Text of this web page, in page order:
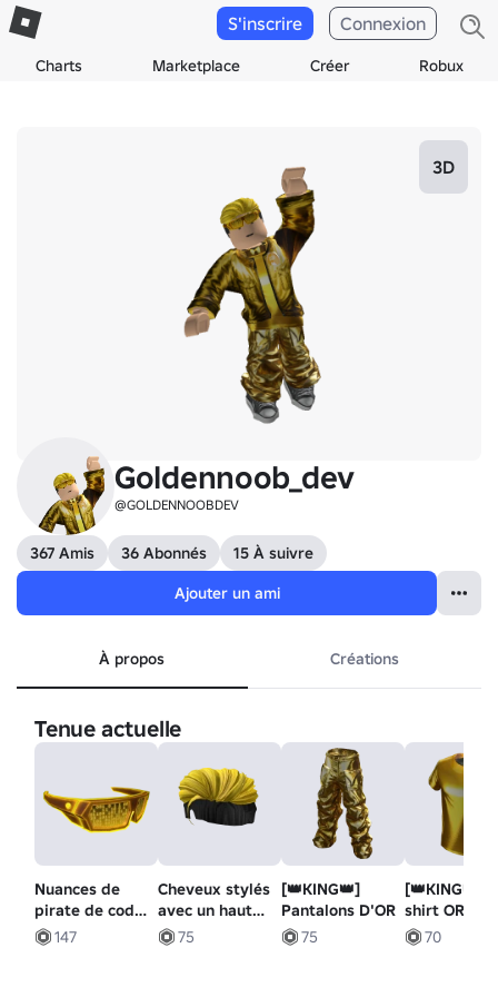
Charts Marketplace Créer Robux
S'inscrire Connexion
3D
Goldennoob_dev
@GOLDENNOOBDEV
367 Amis 36 Abonnés
15 À suivre
Ajouter un ami
À propos Créations
Tenue actuelle
Nuances de
pirate de code
binaire dorées
147
Cheveux stylés
avec un haut
jaune
75
[👑KING👑]
Pantalons D'OR
75
[👑KING👑]
shirt OR
70